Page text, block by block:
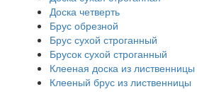
Доска четверть
Брус обрезной
Брус сухой строганный
Брусок сухой строганный
Клееная доска из лиственницы
Клееный брус из лиственницы